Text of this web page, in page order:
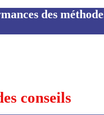
des
conseils